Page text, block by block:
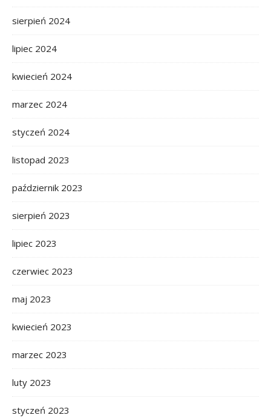
sierpień 2024
lipiec 2024
kwiecień 2024
marzec 2024
styczeń 2024
listopad 2023
październik 2023
sierpień 2023
lipiec 2023
czerwiec 2023
maj 2023
kwiecień 2023
marzec 2023
luty 2023
styczeń 2023